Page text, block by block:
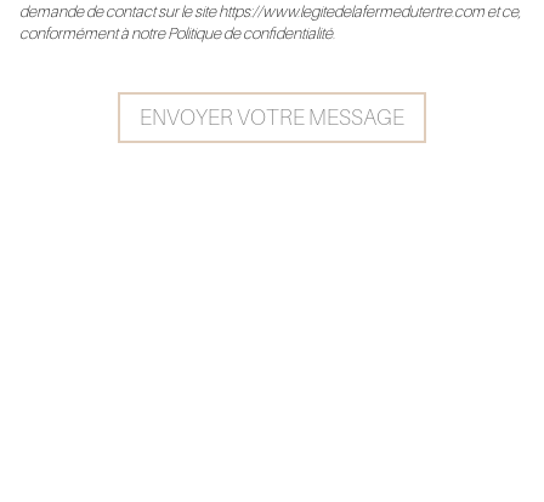
demande de contact sur le site https://www.legitedelafermedutertre.com et ce,
conformément à notre Politique de confidentialité.